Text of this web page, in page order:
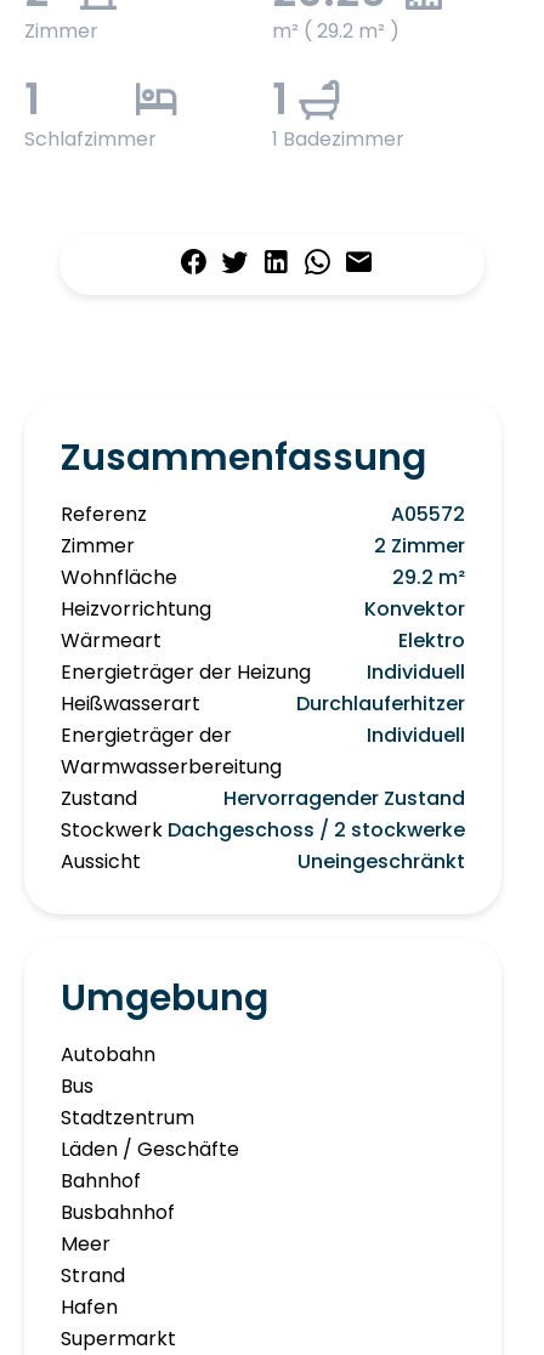
Zimmer m² ( 29.2 m² )
1
Schlafzimmer
1
1 Badezimmer
Zusammenfassung
Referenz
A05572
Zimmer
2 Zimmer
Wohnfläche
29.2 m²
Heizvorrichtung
Konvektor
Wärmeart
Elektro
Energieträger der Heizung
Individuell
Heißwasserart
Durchlauferhitzer
Energieträger der
Warmwasserbereitung
Individuell
Zustand
Hervorragender Zustand
Stockwerk Dachgeschoss / 2 stockwerke
Aussicht
Uneingeschränkt
Umgebung
Autobahn
Bus
Stadtzentrum
Läden / Geschäfte
Bahnhof
Busbahnhof
Meer
Strand
Hafen
Supermarkt